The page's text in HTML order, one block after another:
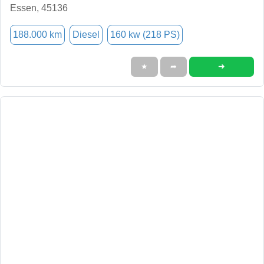
Essen, 45136
188.000 km Diesel 160 kw (218 PS)
★ ➦ ➜